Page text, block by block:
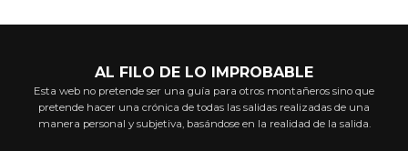
AL FILO DE LO IMPROBABLE
Esta web no pretende ser una guía para otros montañeros sino que
pretende hacer una crónica de todas las salidas realizadas de una
manera personal y subjetiva, basándose en la realidad de la salida.